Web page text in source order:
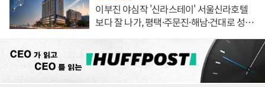
이부진 야심작 '신라스테이' 서울신라호텔
보다 잘 나가, 평택·주문진·해남·건대로 성